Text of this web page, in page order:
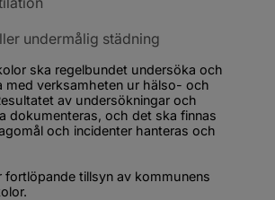
undermålig städning
ska regelbundet undersöka och
med verksamheten ur hälso- och
av undersökningar och
dokumenteras, och det ska finnas
och incidenter hanteras och
fortlöpande tillsyn av kommunens